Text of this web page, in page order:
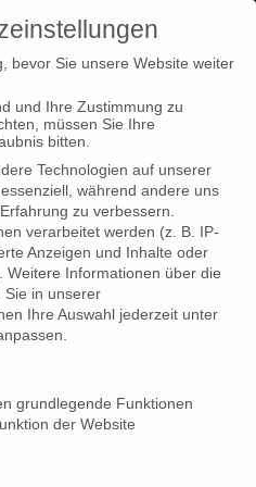
Welt“ beim DOK.fest München
DOK.fest München
Film „Wadans Welt“ beim
zu sehen sein wird. Das
und 11. Mai 2011 statt.
bevor Sie unsere Website weiter
und Ihre Zustimmung zu
müssen Sie Ihre
bitten.
Technologien auf unserer
während andere uns
zu verbessern.
verarbeitet werden (z. B. IP-
Anzeigen und Inhalte oder
Weitere Informationen über die
Sie in unserer
Ihre Auswahl jederzeit unter
grundlegende Funktionen
der Website